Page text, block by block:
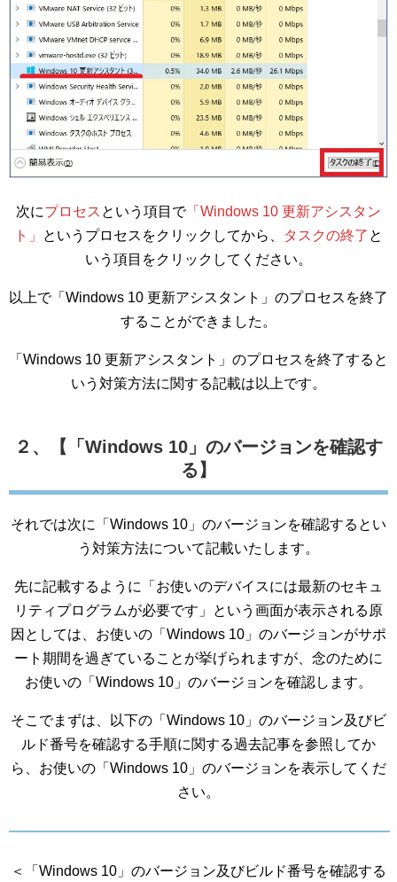
次にプロセス という項目で「Windows 10 更新アシスタン
ト」
というプロセスをクリックしてから、 タスクの終了 と
いう項目をクリックしてください。
以上で「Windows 10 更新アシスタント」のプロセスを終了
することができました。
「Windows 10 更新アシスタント」のプロセスを終了すると
いう対策方法に関する記載は以上です。
２、【「Windows 10」のバージョンを確認す
る】
それでは次に「Windows 10」のバージョンを確認するとい
う対策方法について記載いたします。
先に記載するように「お使いのデバイスには最新のセキュ
リティプログラムが必要です」という画面が表示される原
因としては、お使いの「Windows 10」のバージョンがサポ
ート期間を過ぎていることが挙げられますが、念のために
お使いの「Windows 10」のバージョンを確認します。
そこでまずは、以下の「Windows 10」のバージョン及びビ
ルド番号を確認する手順に関する過去記事を参照してか
ら、お使いの「Windows 10」のバージョンを表示してくだ
さい。
＜「Windows 10」のバージョン及びビルド番号を確認する